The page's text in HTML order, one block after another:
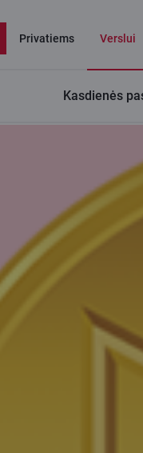
Privatiems Verslui
Kasdienės